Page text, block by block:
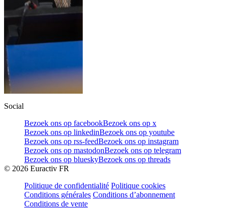
Social
Bezoek ons op facebookBezoek ons op x
Bezoek ons op linkedinBezoek ons op youtube
Bezoek ons op rss-feedBezoek ons op instagram
Bezoek ons op mastodonBezoek ons op telegram
Bezoek ons op blueskyBezoek ons op threads
© 2026 Euractiv FR
Politique de confidentialité Politique cookies
Conditions générales Conditions d’abonnement
Conditions de vente